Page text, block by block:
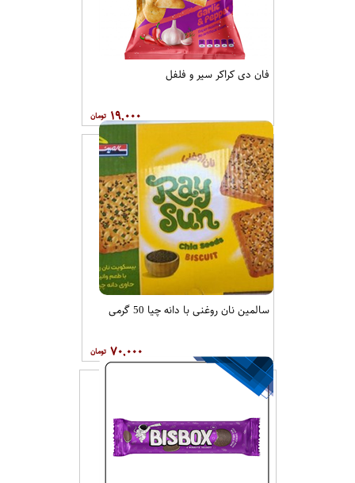
فان دی کراکر سیر و فلفل
۱۹,۰۰۰
سالمین نان روغنی با دانه چیا 50 گرمی
۷۰,۰۰۰